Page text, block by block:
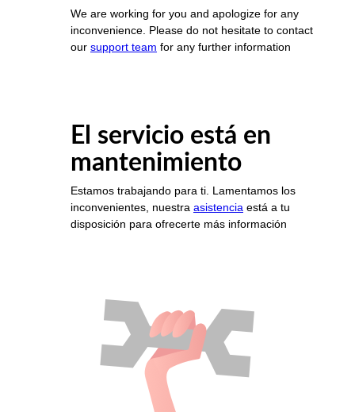
We are working for you and apologize for any
inconvenience. Please do not hesitate to contact
our support team for any further information
El servicio está en
mantenimiento
Estamos trabajando para ti. Lamentamos los
inconvenientes, nuestra asistencia está a tu
disposición para ofrecerte más información